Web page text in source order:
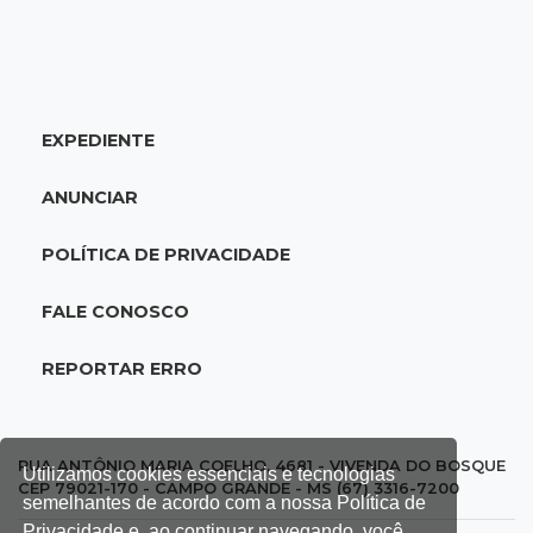
Utilizamos cookies essenciais e tecnologias
semelhantes de acordo com a nossa Política de
09:19Regulação
atendimentos no País com novo sistema do
de arremesso em presídio
Shopping Day coloca Pedro Juan no circuito
dos grandes shoppings
EXPEDIENTE
ANUNCIAR
POLÍTICA DE PRIVACIDADE
FALE CONOSCO
REPORTAR ERRO
RUA ANTÔNIO MARIA COELHO, 4681 - VIVENDA DO BOSQUE
CEP 79021-170 - CAMPO GRANDE - MS (67) 3316-7200